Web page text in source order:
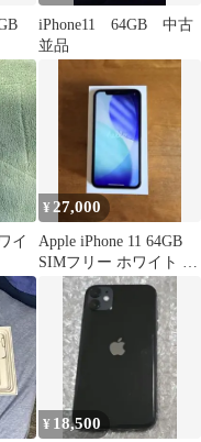
iPhone11 64GB 中古
並品
イ
¥ 27,000
Apple iPhone 11 64GB
SIMフリー ホワイト 箱
付属品あり
¥ 18,500